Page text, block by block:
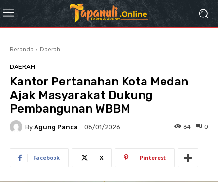
Beranda Daerah
DAERAH
Kantor Pertanahan Kota Medan
Ajak Masyarakat Dukung
Pembangunan WBBM
By Agung Panca 08/01/2026 0
64
Facebook X Pinterest